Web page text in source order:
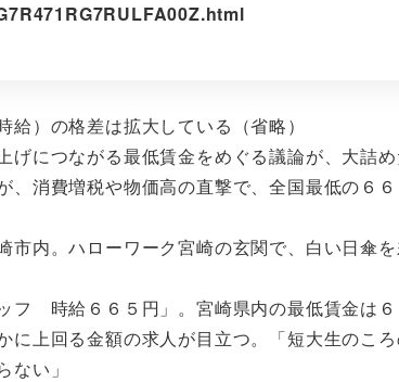
）の格差は拡大している（省略）
につながる最低賃金をめぐる議論が、大詰
、消費増税や物価高の直撃で、全国最低の６
内。ハローワーク宮崎の玄関で、白い日傘
時給６６５円」。宮崎県内の最低賃金は６
に上回る金額の求人が目立つ。「短大生のこ
ない」